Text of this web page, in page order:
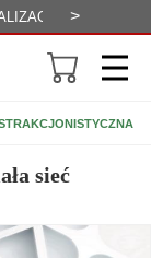
>
sieć